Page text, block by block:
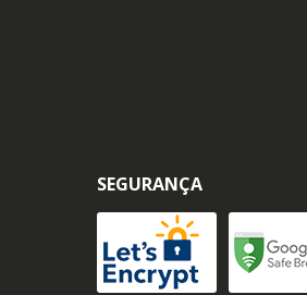
SEGURANÇA